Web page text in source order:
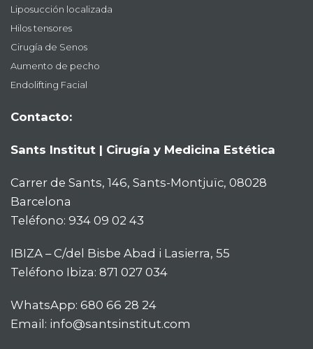
Liposucción localizada
Hilos tensores
Cirugía de Senos
Aumento de pecho
Endolifting Facial
Contacto:
Sants Institut | Cirugía y Medicina Estética
Carrer de Sants, 146, Sants-Montjuïc, 08028
Barcelona
Teléfono: 934 09 02 43
IBIZA – C/del Bisbe Abad i Lasierra, 55
Teléfono Ibiza: 871 027 034
WhatsApp: 680 66 28 24
Email: info@santsinstitut.com